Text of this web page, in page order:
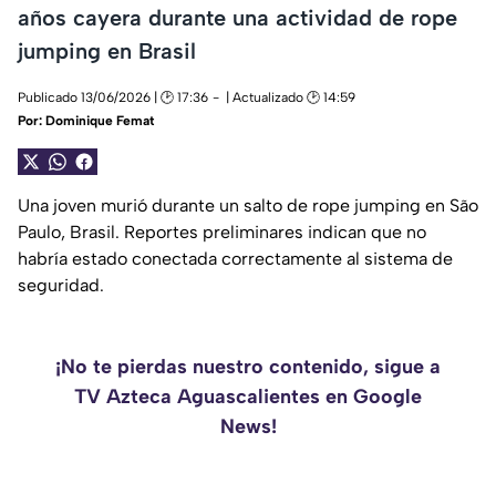
años cayera durante una actividad de rope
jumping en Brasil
Publicado 13/06/2026 | 🕑 17:36
| Actualizado 🕑 14:59
Por: Dominique Femat
Una joven murió durante un salto de rope jumping en São
Paulo, Brasil. Reportes preliminares indican que no
habría estado conectada correctamente al sistema de
seguridad.
¡No te pierdas nuestro contenido, sigue a
TV Azteca Aguascalientes en Google
News!